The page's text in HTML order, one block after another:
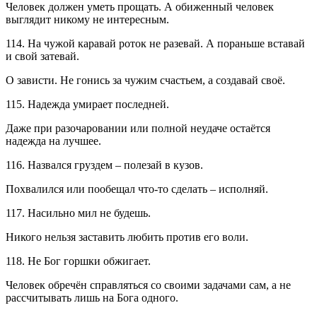
Человек должен уметь прощать. А обиженный человек
выглядит никому не интересным.
114. На чужой каравай роток не разевай. А пораньше вставай
и свой затевай.
О зависти. Не гонись за чужим счастьем, а создавай своё.
115. Надежда умирает последней.
Даже при разочаровании или полной неудаче остаётся
надежда на лучшее.
116. Назвался груздем – полезай в кузов.
Похвалился или пообещал что-то сделать – исполняй.
117. Насильно мил не будешь.
Никого нельзя заставить любить против его воли.
118. Не Бог горшки обжигает.
Человек обречён справляться со своими задачами сам, а не
рассчитывать лишь на Бога одного.